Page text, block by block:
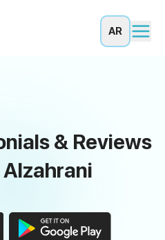
AR
& Reviews